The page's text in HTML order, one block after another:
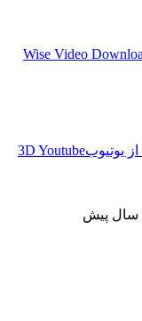
Wise Video
3D Youtube